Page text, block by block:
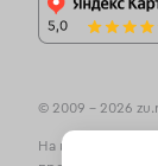
© 2009 – 2026
На